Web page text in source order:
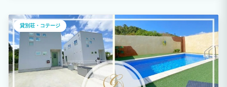
貸別荘・コテージ